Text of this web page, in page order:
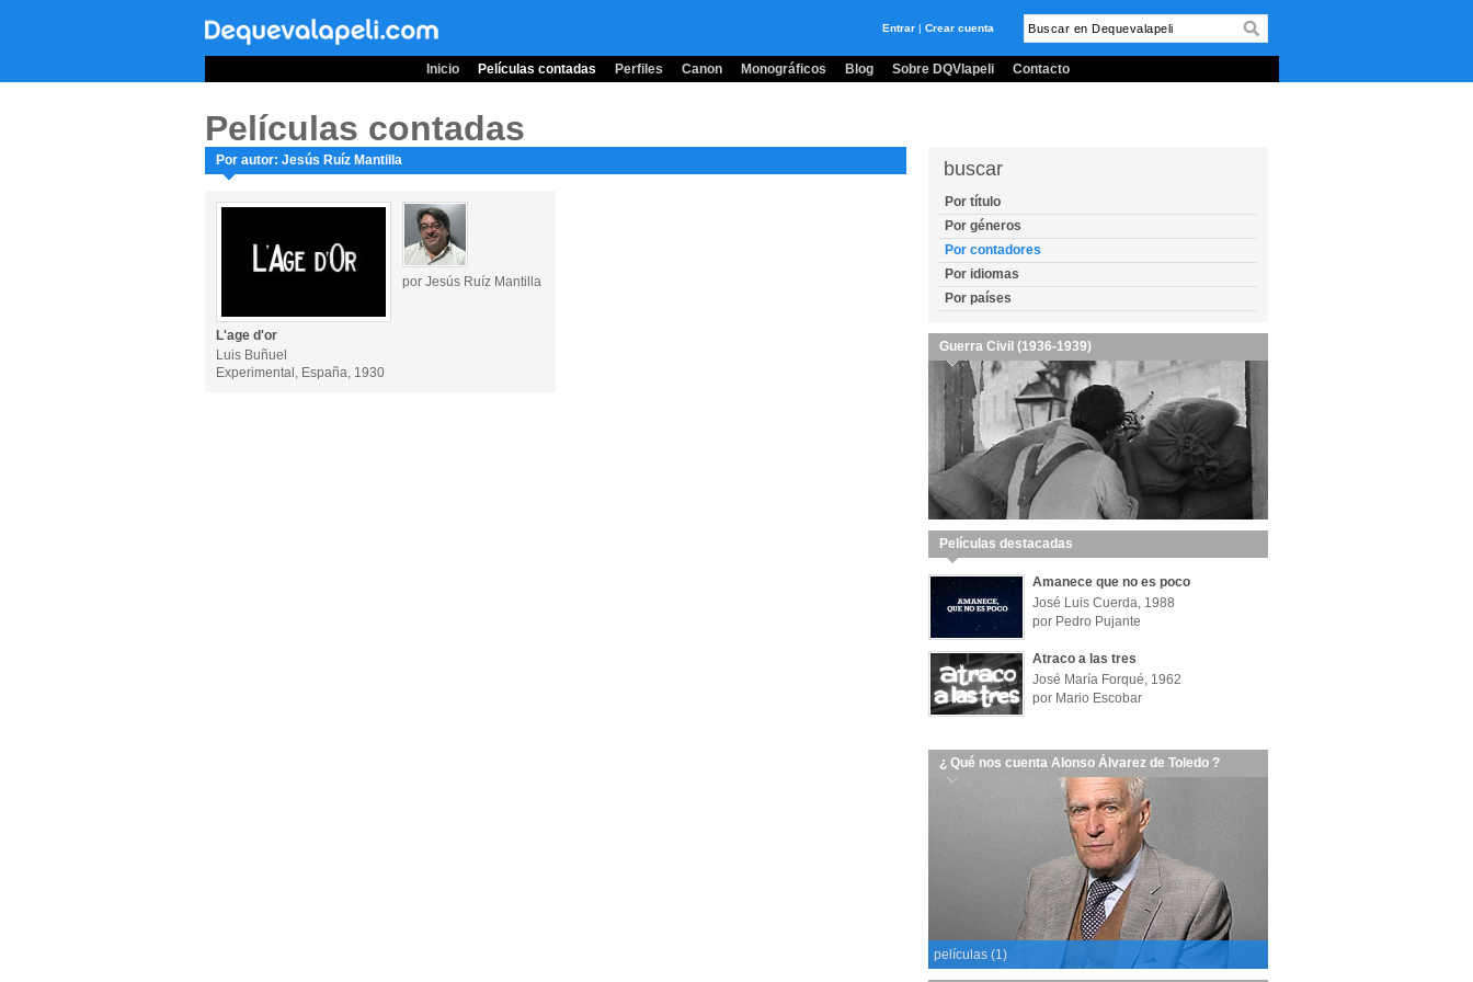
Entrar | Crear cuenta
Inicio Películas contadas Perfiles Canon Monográficos Blog Sobre DQVlapeli Contacto
Películas contadas
Por autor: Jesús Ruíz Mantilla
por Jesús Ruíz Mantilla
L'age d'or
Luis Buñuel
Experimental, España, 1930
buscar
Por título
Por géneros
Por contadores
Por idiomas
Por países
Guerra Civil (1936-1939)
Películas destacadas
Amanece que no es poco
José Luis Cuerda, 1988
por Pedro Pujante
Atraco a las tres
José María Forqué, 1962
por Mario Escobar
¿ Qué nos cuenta Alonso Álvarez de Toledo ?
películas (1)